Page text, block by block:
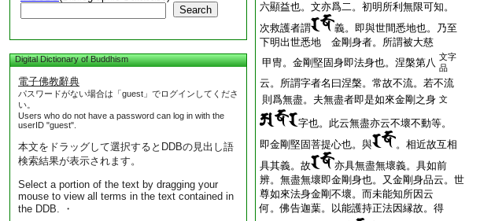
Search
Digital Dictionary of Buddhism
電子佛教辭典
パスワードがない場合は「guest」でログインしてくださ
い。
Users who do not have a password can log in with the
userID "guest".
本文をドラッグして選択するとDDBの見出し語
検索結果が表示されます。
Select a portion of the text by dragging your
mouse to view all terms in the text contained in
the DDB. ・
六顯益也。文亦爲二。初明所利無限可知。
次救護者謂
義。即與世間悉地也。乃至
下明出世悉地 金剛身者。所謂被大慈
甲冑。金剛堅固身即法身也。涅槃第八 文字
品
云。所謂字者名曰涅槃。常故不流。若不流
則爲無盡。夫無盡者即是如來金剛之身 文
字也。此云無盡亦云不壞不動等。
即金剛堅固菩提心也。與
。相近故互相
具其義。故
亦具無盡無壞義。具如前
辨。無盡無壞即金剛身也。又金剛身品云。世
尊如來法身金剛不壞。而未能知所因云
何。佛告迦葉。以能護持正法因縁故。得